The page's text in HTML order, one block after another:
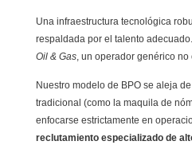
Una infraestructura tecnológica
respaldada por el talento
Oil & Gas, un operador genérico no
Nuestro modelo de BPO se aleja
tradicional (como la maquila de
enfocarse estrictamente en
reclutamiento especializado de